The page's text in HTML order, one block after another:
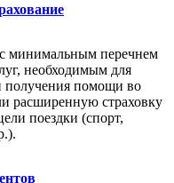
минимальным перечнем
необходимым для
получения помощи во
расширенную страховку
поездки (спорт,